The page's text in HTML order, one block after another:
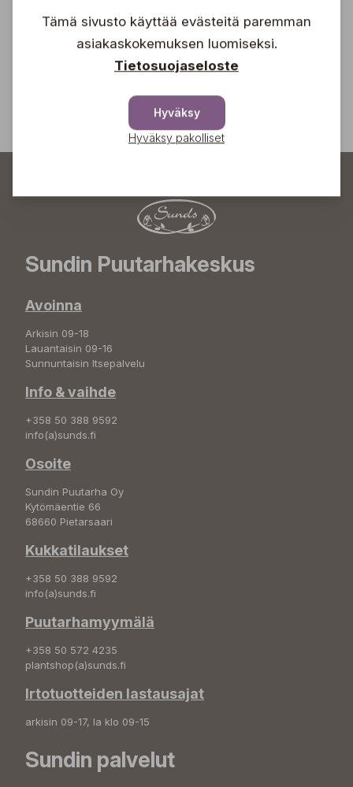
Tilaa
Sundin Puutarhakeskus
Avoinna
Arkisin 09-18
Lauantaisin 09-16
Sunnuntaisin Itsepalvelu
Info & vaihde
+358 50 388 9592
info(a)sunds.fi
Osoite
Sundin Puutarha Oy
Kytömäentie 66
68660 Pietarsaari
Kukkatilaukset
+358 50 388 9592
info(a)sunds.fi
Puutarhamyymälä
+358 50 572 4235
plantshop(a)sunds.fi
Irtotuotteiden lastausajat
arkisin 09-17, la klo 09-15
Sundin palvelut
Tämä sivusto käyttää evästeitä paremman
asiakaskokemuksen luomiseksi.
Tietosuojaseloste
Hyväksy
Hyväksy pakolliset